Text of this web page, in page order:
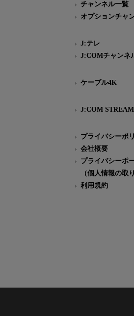
チャンネル一覧
オプションチャ
J:テレ
J:COMチャンネ
ケーブル4K
J:COM STREAM
プライバシーポ
会社概要
プライバシーポ
（個人情報の取
利用規約